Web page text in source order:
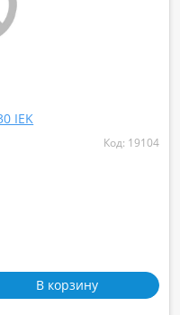
IEK
Код: 19104
В корзину